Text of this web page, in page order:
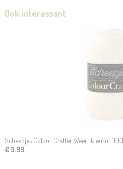
Ook interessant
Scheepjes Colour Crafter Weert kleurnr 1001
€ 3,99